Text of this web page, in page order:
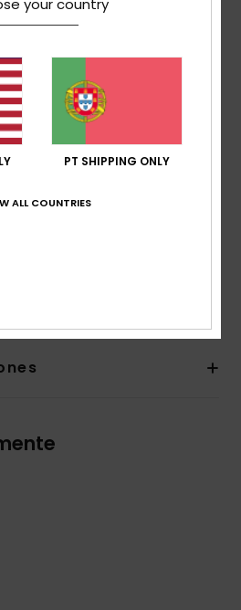
e com ponto invisível) para
mínima entrada de água
cabeça
orifícios de drenagem
com cola à base de água
preta
your country
PT SHIPPING ONLY
ALL COUNTRIES